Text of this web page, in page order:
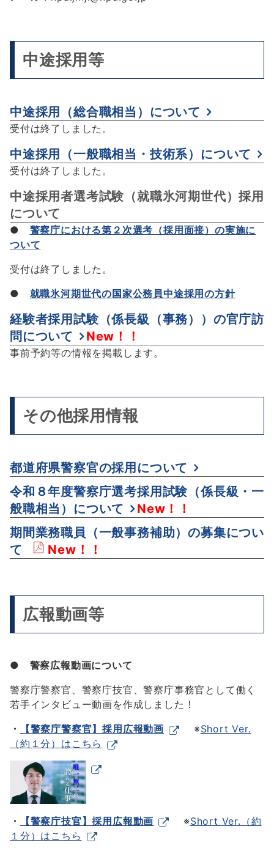
中途採用等
中途採用（総合職相当）について
受付は終了しました。
中途採用（一般職相当・技術系）について
受付は終了しました。
中途採用者選考試験（就職氷河期世代）採用
について
● 警察庁における第２次選考（採用面接）の実施に
ついて
受付は終了しました。
● 就職氷河期世代の国家公務員中途採用の方針
経験者採用試験（係長級（事務））の官庁訪
問について
New！！
事前予約等の情報を掲載します。
その他採用情報
都道府県警察官の採用について
令和８年度警察庁選考採用試験（係長級・一
般職相当）について
New！！
期間業務職員（一般事務補助）の募集につい
て
New！！
広報動画等
● 警察広報動画について
警察庁警察官、警察庁技官、警察庁事務官として働く
若手インタビュー動画を作成しました！
・
【警察庁警察官】採用広報動画 ※Short Ver.
（約１分）はこちら
・ 【警察庁技官】採用広報動画 ※Short Ver.（約
１分）はこちら